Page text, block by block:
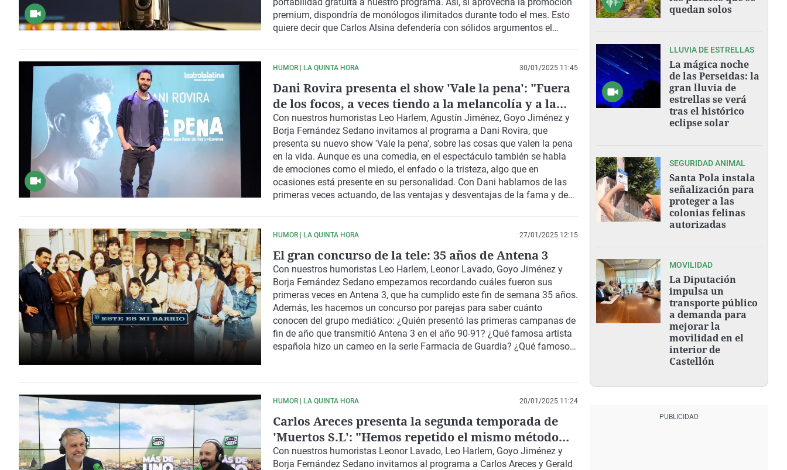
premium, dispondría de monólogos ilimitados durante todo el mes. Esto
quiere decir que Carlos Alsina defendería con sólidos argumentos el
Couplè , un músico especializado en el género casi desaparecido del
charlamos con nuestra compañeraGloria Serra,que esta semana tratará
un tema muy interesante en 'Equipo de investigación'.Hablamos de una
peligrosa moda está triunfando entre los jóvenes: ¡crear podcasts!
HUMOR | LA QUINTA HORA 30/01/2025 11:45
Dani Rovira presenta el show 'Vale la pena': "Fuera
de los focos, a veces tiendo a la melancolía y a la
sensiblería"
Con nuestros humoristas Leo Harlem, Agustín Jiménez, Goyo Jiménez y
Borja Fernández Sedano invitamos al programa a Dani Rovira, que
presenta su nuevo show 'Vale la pena', sobre las cosas que valen la pena
en la vida. Aunque es una comedia, en el espectáculo también se habla
de emociones como el miedo, el enfado o la tristeza, algo que en
ocasiones está presente en su personalidad. Con Dani hablamos de las
primeras veces actuando, de las ventajas y desventajas de la fama y de
trabajado muchos años en telenovelas de Atresmedia y promocionan su
último, hablamos con nuestroreggaetonero Daddy Do,el rapero de La
Mancha, que se presenta al Benidorm Fest.
HUMOR | LA QUINTA HORA 27/01/2025 12:15
El gran concurso de la tele: 35 años de Antena 3
Con nuestros humoristas Leo Harlem, Leonor Lavado, Goyo Jiménez y
Borja Fernández Sedano empezamos recordando cuáles fueron sus
primeras veces en Antena 3, que ha cumplido este fin de semana 35 años.
Además, les hacemos un concurso por parejas para sabercuánto
conocen del grupo mediático: ¿Quién presentó las primeras campanas de
fin de año que transmitió Antena 3 en el año 90-91? ¿Qué famosa artista
española hizo un cameo en la serie Farmacia de Guardia? ¿Qué famoso
HUMOR | LA QUINTA HORA 20/01/2025 11:24
Carlos Areces presenta la segunda temporada de
'Muertos S.L': "Hemos repetido el mismo método
que con la primera"
Con nuestros humoristas Leonor Lavado, Leo Harlem, Goyo Jiménez y
Borja Fernández Sedano invitamos al programa a Carlos Areces y Gerald
quedan solos
LLUVIA DE ESTRELLAS
La mágica noche
de las Perseidas: la
gran lluvia de
estrellas se verá
tras el histórico
eclipse solar
SEGURIDAD ANIMAL
Santa Pola instala
señalización para
proteger a las
colonias felinas
autorizadas
MOVILIDAD
La Diputación
impulsa un
transporte público
a demanda para
mejorar la
movilidad en el
interior de
Castellón